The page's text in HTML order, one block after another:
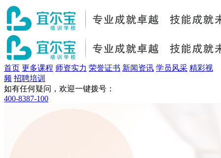
首页 更多课程 师资实力 荣誉证书 新闻资讯 学员风采 精彩视
频 招聘培训
如有任何疑问，欢迎一键拨号：
400-8387-100